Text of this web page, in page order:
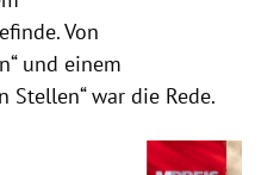
Von
und einem
Stellen“ war die Rede.